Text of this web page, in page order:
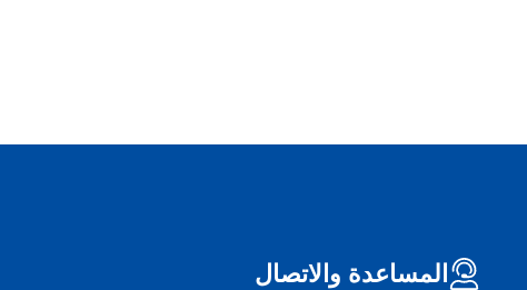
المساعدة والاتصال